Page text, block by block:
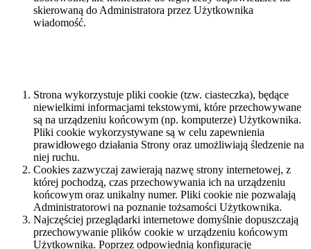
skierowaną do Administratora przez Użytkownika
wiadomość.
Strona wykorzystuje pliki cookie (tzw. ciasteczka), będące
niewielkimi informacjami tekstowymi, które przechowywane
są na urządzeniu końcowym (np. komputerze) Użytkownika.
Pliki cookie wykorzystywane są w celu zapewnienia
prawidłowego działania Strony oraz umożliwiają śledzenie na
niej ruchu.
Cookies zazwyczaj zawierają nazwę strony internetowej, z
której pochodzą, czas przechowywania ich na urządzeniu
końcowym oraz unikalny numer. Pliki cookie nie pozwalają
Administratorowi na poznanie tożsamości Użytkownika.
Najczęściej przeglądarki internetowe domyślnie dopuszczają
przechowywanie plików cookie w urządzeniu końcowym
Użytkownika. Poprzez odpowiednią konfigurację